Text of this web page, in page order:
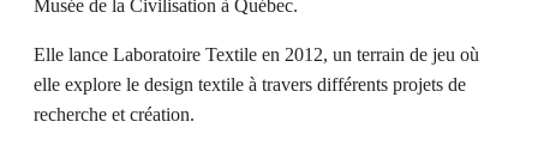
Musée de la Civilisation à Québec.
Elle lance Laboratoire Textile en 2012, un terrain de jeu où
elle explore le design textile à travers différents projets de
recherche et création.